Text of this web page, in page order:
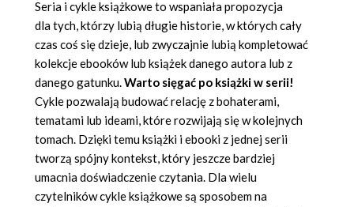
Seria i cykle książkowe to wspaniała propozycja
dla tych, którzy lubią długie historie, w których cały
czas coś się dzieje, lub zwyczajnie lubią kompletować
kolekcje ebooków lub książek danego autora lub z
danego gatunku.Warto sięgać po książki w serii!
Cykle pozwalają budować relację z bohaterami,
tematami lub ideami, które rozwijają się w kolejnych
tomach. Dzięki temu książki i ebooki z jednej serii
tworzą spójny kontekst, który jeszcze bardziej
umacnia doświadczenie czytania. Dla wielu
czytelników cykle książkowe są sposobem na